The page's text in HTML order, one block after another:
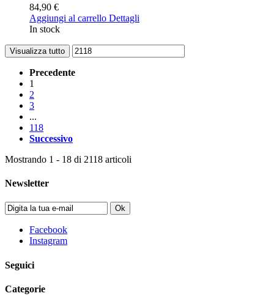
84,90 €
Aggiungi al carrello Dettagli
In stock
Visualizza tutto
Precedente
1
2
3
...
118
Successivo
Mostrando 1 - 18 di 2118 articoli
Newsletter
Ok
Facebook
Instagram
Seguici
Categorie